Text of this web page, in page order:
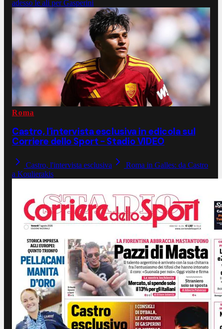
adesso le ali per Gasperini
Roma
Castro, l'intervista esclusiva in edicola sul
Corriere dello Sport - Stadio VIDEO
Castro, l'intervista esclusiva
Roma in Galles: da Castro
a Koulierakis